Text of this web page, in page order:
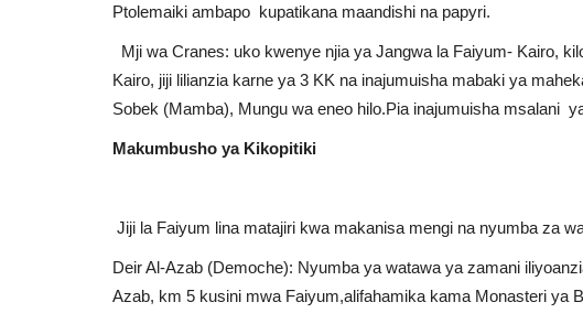
Ptolemaiki ambapo kupatikana maandishi na papyri.
Mji wa Cranes: uko kwenye njia ya Jangwa la Faiyum- Kairo,
Kairo, jiji lilianzia karne ya 3 KK na inajumuisha mabaki ya
Sobek (Mamba), Mungu wa eneo hilo.Pia inajumuisha msalani
Makumbusho ya Kikopitiki
Jiji la Faiyum lina matajiri kwa makanisa mengi na nyumba za
Deir Al-Azab (Demoche): Nyumba ya watawa ya zamani
Azab, km 5 kusini mwa Faiyum,alifahamika kama Monasteri ya